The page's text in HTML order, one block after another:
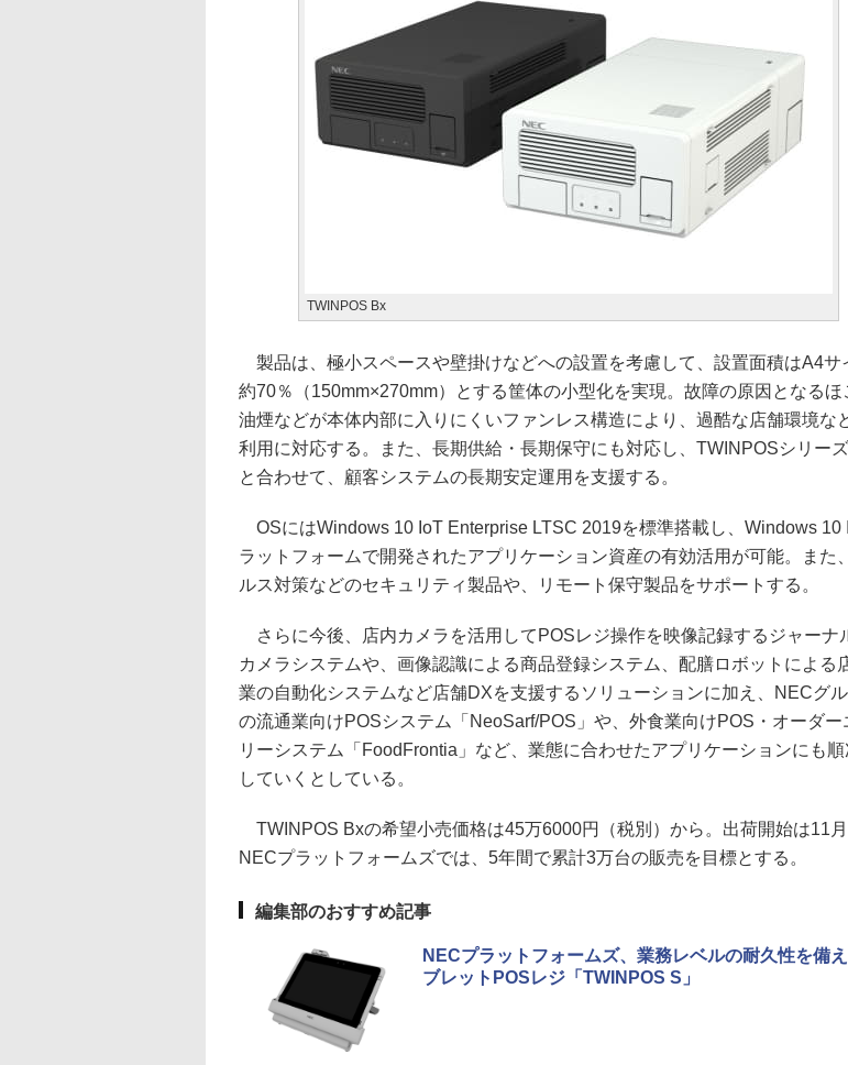
TWINPOS Bx
製品は、極小スペースや壁掛けなどへの設置を考慮して、設置面積はA4サ
約70％（150mm×270mm）とする筐体の小型化を実現。故障の原因となるほ
油煙などが本体内部に入りにくいファンレス構造により、過酷な店舗環境な
利用に対応する。また、長期供給・長期保守にも対応し、TWINPOSシリー
と合わせて、顧客システムの長期安定運用を支援する。
OSにはWindows 10 IoT Enterprise LTSC 2019を標準搭載し、Windows 10
ラットフォームで開発されたアプリケーション資産の有効活用が可能。また
ルス対策などのセキュリティ製品や、リモート保守製品をサポートする。
さらに今後、店内カメラを活用してPOSレジ操作を映像記録するジャーナ
カメラシステムや、画像認識による商品登録システム、配膳ロボットによる
業の自動化システムなど店舗DXを支援するソリューションに加え、NECグ
の流通業向けPOSシステム「NeoSarf/POS」や、外食業向けPOS・オーダー
リーシステム「FoodFrontia」など、業態に合わせたアプリケーションにも
していくとしている。
TWINPOS Bxの希望小売価格は45万6000円（税別）から。出荷開始は11月
NECプラットフォームズでは、5年間で累計3万台の販売を目標とする。
編集部のおすすめ記事
NECプラットフォームズ、業務レベルの耐久性を備
ブレットPOSレジ「TWINPOS S」